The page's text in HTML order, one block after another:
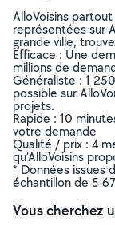
AlloVoisins
représentées sur
grande ville,
Efficace : Une
millions de
Généraliste : 1
possible sur
projets.
Rapide : 10
votre demande
Qualité / prix : 4
qu’AlloVoisins
* Données issues
échantillon de 5
Vous cherchez